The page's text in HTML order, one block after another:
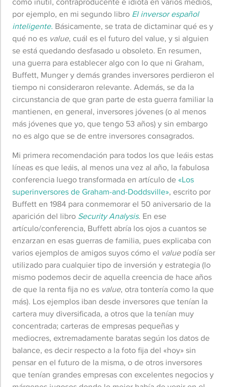
por ejemplo, en mi segundo libro El inversor español
inteligente. Básicamente, se trata de dictaminar qué es y
qué no es value, cuál es el futuro del value, y si alguien
se está quedando desfasado u obsoleto. En resumen,
una guerra para establecer algo con lo que ni Graham,
Buffett, Munger y demás grandes inversores perdieron el
tiempo ni consideraron relevante. Además, se da la
circunstancia de que gran parte de esta guerra familiar la
mantienen, en general, inversores jóvenes (o al menos
más jóvenes que yo, que tengo 53 años) y sin embargo
no es algo que se de entre inversores consagrados.
Mi primera recomendación para todos los que leáis estas
líneas es que leáis, al menos una vez al año, la fabulosa
conferencia luego transformada en artículo de«Los
superinversores de Graham-and-Doddsville», escrito por
Buffett en 1984 para conmemorar el 50 aniversario de la
aparición del libro Security Analysis. En ese
artículo/conferencia, Buffett abría los ojos a cuantos se
enzarzan en esas guerras de familia, pues explicaba con
varios ejemplos de amigos suyos cómo el valuepodía ser
utilizado para cualquier tipo de inversión y estrategia (lo
mismo podemos decir de aquella creencia de hace años
de que la renta fija no es value, otra tontería como la que
más). Los ejemplos iban desde inversores que tenían la
cartera muy diversificada, a otros que la tenían muy
concentrada; carteras de empresas pequeñas y
mediocres, extremadamente baratas según los datos de
balance, es decir respecto a la foto fija del «hoy» sin
pensar en el futuro de la misma, o de otros inversores
que tenían grandes empresas con excelentes negocios y